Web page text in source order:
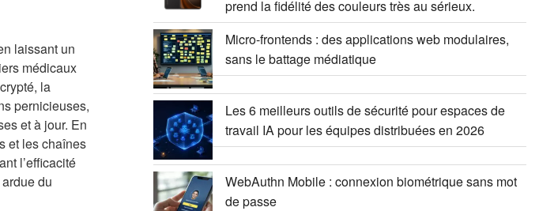
laissant un
médicaux
la
pernicieuses,
et à jour. En
et les chaînes
l’efficacité
du
prend la fidélité des couleurs très au sérieux.
Micro-frontends : des applications web modulaires,
sans le battage médiatique
Les 6 meilleurs outils de sécurité pour espaces de
travail IA pour les équipes distribuées en 2026
WebAuthn Mobile : connexion biométrique sans mot
de passe